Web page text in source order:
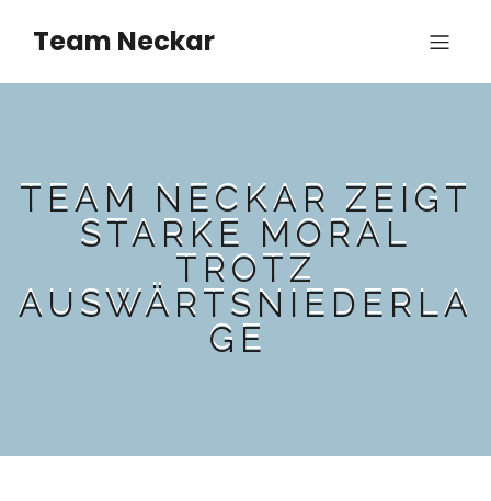
Team Neckar
TEAM NECKAR ZEIGT
STARKE MORAL
TROTZ
AUSWÄRTSNIEDERLA
GE